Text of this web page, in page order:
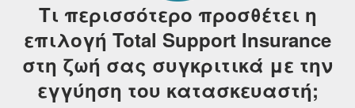
Τι περισσότερο προσθέτει η
επιλογή Total Support Insurance
στη ζωή σας συγκριτικά με την
εγγύηση του κατασκευαστή;